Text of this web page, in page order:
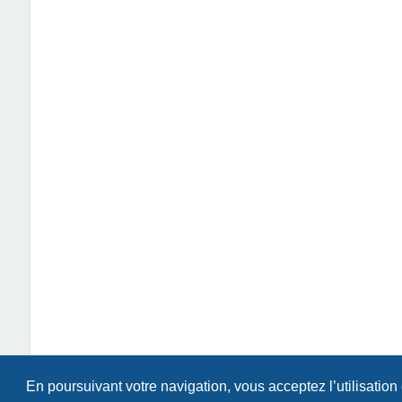
En poursuivant votre navigation, vous acceptez l’utilisation
Index du forum